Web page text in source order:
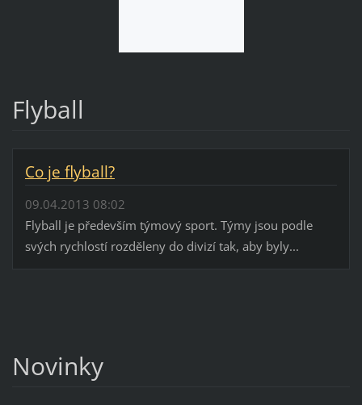
Flyball
Co je flyball?
09.04.2013 08:02
Flyball je především týmový sport. Týmy jsou podle
svých rychlostí rozděleny do divizí tak, aby byly...
Novinky